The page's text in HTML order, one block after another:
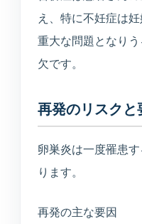
え、特に不妊症は
重大な問題となりう
欠です。
再発のリスクと
卵巣炎は一度罹患
ります。
再発の主な要因